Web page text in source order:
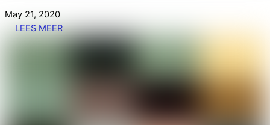
May 21, 2020
LEES MEER